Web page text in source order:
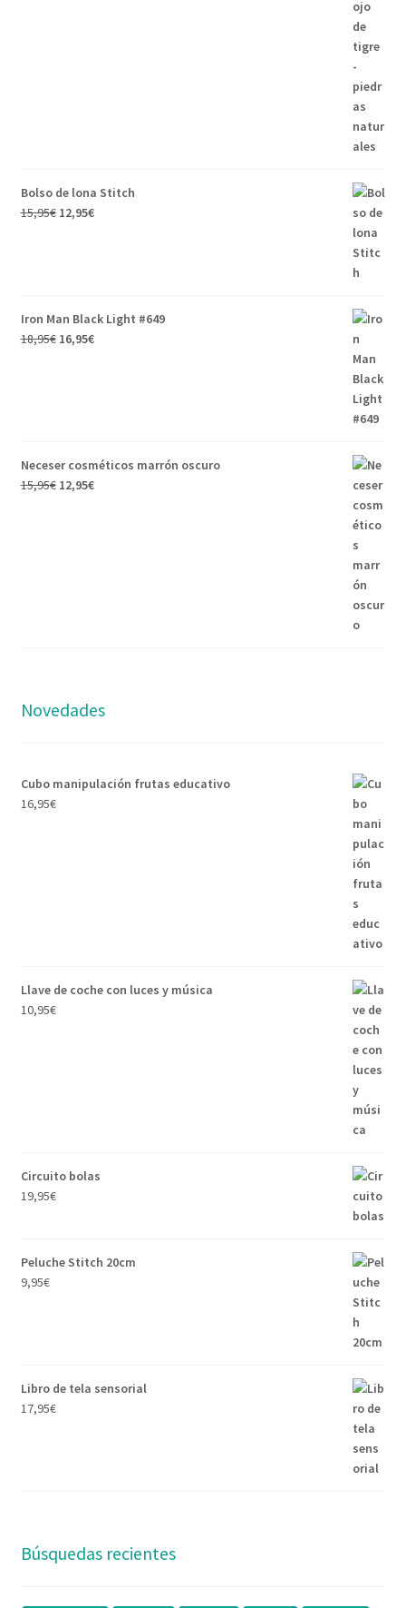
Bolso de lona Stitch
15,95€ 12,95€
Iron Man Black Light #649
18,95€ 16,95€
Neceser cosméticos marrón oscuro
15,95€ 12,95€
Novedades
Cubo manipulación frutas educativo
16,95€
Llave de coche con luces y música
10,95€
Circuito bolas
19,95€
Peluche Stitch 20cm
9,95€
Libro de tela sensorial
17,95€
Búsquedas recientes